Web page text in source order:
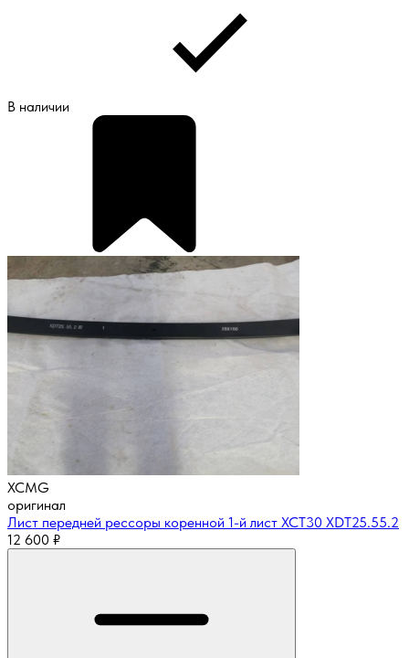
В наличии
XCMG
оригинал
Лист передней рессоры коренной 1-й лист XCT30 XDT25.55.2
12 600 ₽